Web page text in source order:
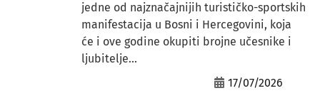
jedne od najznačajnijih turističko-sportskih
manifestacija u Bosni i Hercegovini, koja
će i ove godine okupiti brojne učesnike i
ljubitelje...
17/07/2026